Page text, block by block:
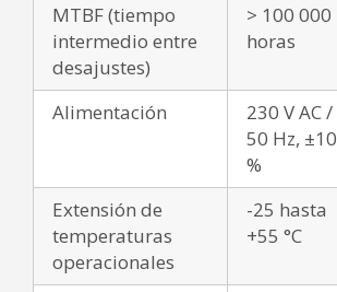
MTBF (tiempo
intermedio entre
desajustes)
> 100 000
horas
Alimentación
230 V AC /
50 Hz, ±10
%
Extensión de
temperaturas
operacionales
-25 hasta
+55 °C